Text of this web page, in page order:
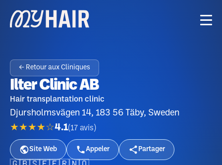
← Retour aux Cliniques
Ilter Clinic AB
Hair transplantation clinic
Djursholmsvägen 14, 183 56 Täby, Sweden
★★★★☆4.1(17 avis )
Site Web Appeler Partager